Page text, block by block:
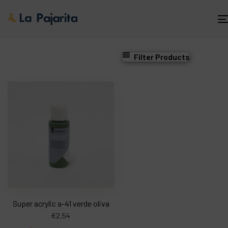
Filter Products
Super acrylic a-41 verde oliva
€2,54